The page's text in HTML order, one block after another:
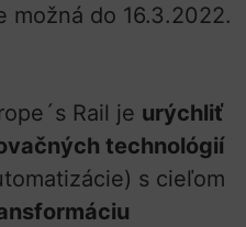
možná do 16.3.2022.
Rail je urýchliť
technológií
s cieľom